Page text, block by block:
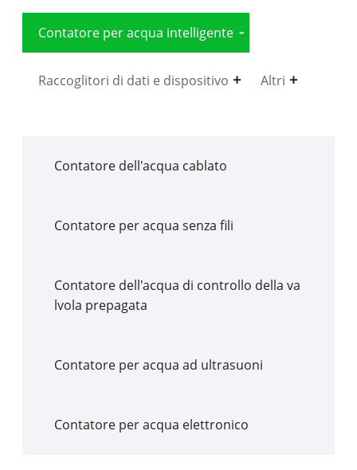
Contatore per acqua intelligente
Raccoglitori di dati e dispositivo Altri
Contatore dell'acqua cablato
Contatore per acqua senza fili
Contatore dell'acqua di controllo della va
lvola prepagata
Contatore per acqua ad ultrasuoni
Contatore per acqua elettronico